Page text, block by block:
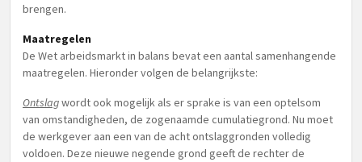
brengen.
Maatregelen
De Wet arbeidsmarkt in balans bevat een aantal samenhangende
maatregelen. Hieronder volgen de belangrijkste:
Ontslagwordt ook mogelijk als er sprake is van een optelsom
van omstandigheden, de zogenaamde cumulatiegrond. Nu moet
de werkgever aan een van de acht ontslaggronden volledig
voldoen. Deze nieuwe negende grond geeft de rechter de